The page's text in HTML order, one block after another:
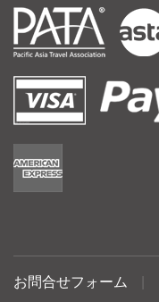
お問合せフォーム